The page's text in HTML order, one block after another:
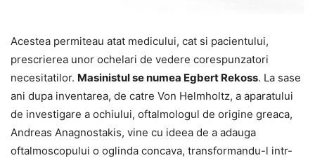
Acestea permiteau atat medicului, cat si pacientului,
prescrierea unor ochelari de vedere corespunzatori
necesitatilor. Masinistul se numea Egbert Rekoss. La sase
ani dupa inventarea, de catre Von Helmholtz, a aparatului
de investigare a ochiului, oftalmologul de origine greaca,
Andreas Anagnostakis, vine cu ideea de a adauga
oftalmoscopului o oglinda concava, transformandu-l intr-